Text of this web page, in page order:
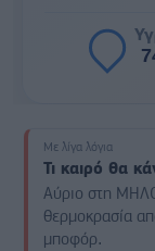
Με λίγα λόγια
Τι καιρό θα
Αύριο στη
θερμοκρασία
μποφόρ.